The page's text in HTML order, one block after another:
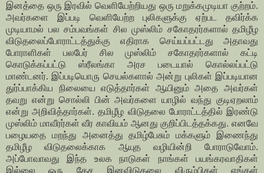
இனத்தை ஒரு இரவில் வெளியேற்றியது ஒரு மறுக்கமுடியா குற்றம்.
அவர்களை இப்படி வெளியேற்ற புலிகளுக்கு ஏற்பட தவிர்க்க
முடியாமல் பல சம்பவங்கள் சில முஸ்லிம் சகோதரர்களால் தமிழீழ
விடுதலைப்போராட்டத்துக்கு எதிராக செய்யப்பட்டது அதாவது
போராளிகள் பலபேர் சில முஸ்லிம் சகோதரர்களால் கட்டி
கொடுக்கப்பட்டு ஸ்ரீலங்கா அரச படையால் கொல்லப்பட்டு
மாண்டனர். இப்படியொரு செயல்களால் அன்று புலிகள் இப்படியான
துர்ப்பாக்கிய நிலையை எடுத்தார்கள் ஆயினும் அதை அவர்கள்
தவறு என்று சொல்லி பின் அவர்களை யாழில் வந்து குடிஏறலாம்
என்று அறிவித்தார்கள். தமிழீழ விடுதலை போராட்டத்தில் இரண்டு
முஸ்லிம் மாவீரர்கள் வீர காவியம் ஆனது குறிப்பிடத்தக்கது. எனவே
பழையதை மறந்து அனைத்து தமிழ்பேசும் மக்களும் இணைந்து
தமிழீழ விடுதலைக்காக ஆயுத வழியின்றி போராடுவோம்.
அப்போவாவது இந்த உலக நாடுகள் நாங்கள் பயங்கரவாதிகள்
இல்லை ஒரு தேச இனவிடுதலை விரும்பிகள் எங்கள்